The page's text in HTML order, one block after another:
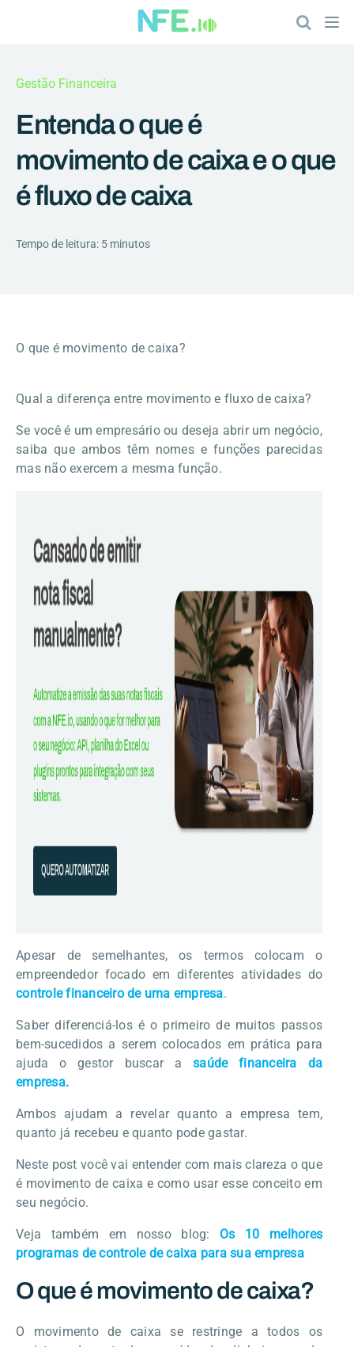
Gestão Financeira
Entenda o que é
movimento de caixa e o que
é fluxo de caixa
Tempo de leitura: 5 minutos
O que é movimento de caixa?
Qual a diferença entre movimento e fluxo de caixa?
Se você é um empresário ou deseja abrir um negócio,
saiba que ambos têm nomes e funções parecidas
mas não exercem a mesma função.
Apesar de semelhantes, os termos colocam o
empreendedor focado em diferentes atividades do
controle financeiro de uma empresa.
Saber diferenciá-los é o primeiro de muitos passos
bem-sucedidos a serem colocados em prática para
ajuda o gestor buscar asaúde financeira da
empresa.
Ambos ajudam a revelar quanto a empresa tem,
quanto já recebeu e quanto pode gastar.
Neste post você vai entender com mais clareza o que
é movimento de caixa e como usar esse conceito em
seu negócio.
Veja também em nosso blog: Os 10 melhores
programas de controle de caixa para sua empresa
O que é movimento de caixa?
O movimento de caixa se restringe a todos os